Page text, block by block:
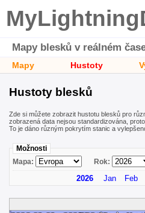
Mapy blesků v reálném
Mapy Hustoty
Hustoty blesků
Zde si můžete zobrazit hustotu blesků pro
zobrazená data nejsou standardizována,
To je dáno různým pokrytím stanic a
Možnosti
Mapa:
Rok:
2026 Jan Feb